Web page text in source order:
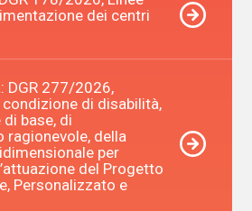
dei centri
DGR 277/2026,
di disabilità,
base, di
della
per
del Progetto
Personalizzato e